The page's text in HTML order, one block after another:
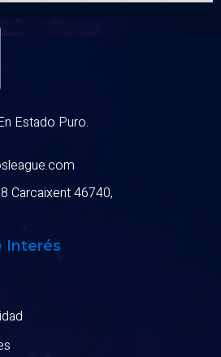
Estado Puro.
Carcaixent 46740,
Interés